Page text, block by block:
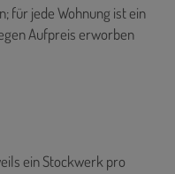
für jede Wohnung ist ein
Aufpreis erworben
ein Stockwerk pro